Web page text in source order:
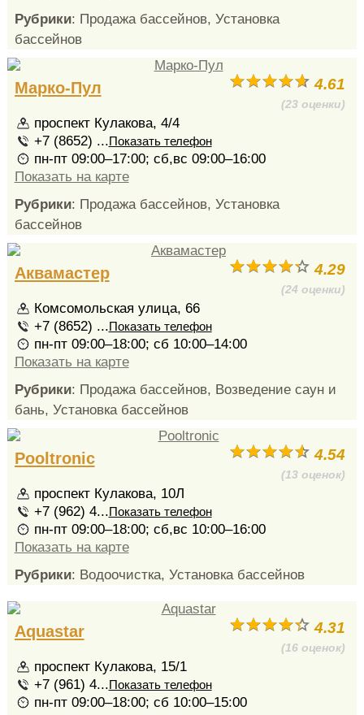
Рубрики: Продажа бассейнов, Установка
бассейнов
4.61
(23 оценки)
Марко-Пул
проспект Кулакова, 4/4
+7 (8652) ...Показать телефон
пн-пт 09:00–17:00; сб,вс 09:00–16:00
Показать на карте
Рубрики: Продажа бассейнов, Установка
бассейнов
4.29
(24 оценки)
Аквамастер
Комсомольская улица, 66
+7 (8652) ...Показать телефон
пн-пт 09:00–18:00; сб 10:00–14:00
Показать на карте
Рубрики: Продажа бассейнов, Возведение саун и
бань, Установка бассейнов
4.54
(13 оценок)
Pooltronic
проспект Кулакова, 10Л
+7 (962) 4...Показать телефон
пн-пт 09:00–18:00; сб,вс 10:00–16:00
Показать на карте
Рубрики: Водоочистка, Установка бассейнов
4.31
(16 оценок)
Aquastar
проспект Кулакова, 15/1
+7 (961) 4...Показать телефон
пн-пт 09:00–18:00; сб 10:00–15:00